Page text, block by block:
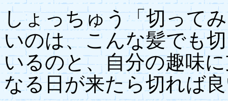
しょっちゅう「切って
いのは、こんな髪でも
いるのと、自分の趣味
なる日が来たら切れば